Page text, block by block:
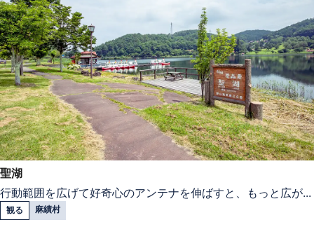
聖湖
行動範囲を広げて好奇心のアンテナを伸ばすと、もっと広が...
観る 麻績村